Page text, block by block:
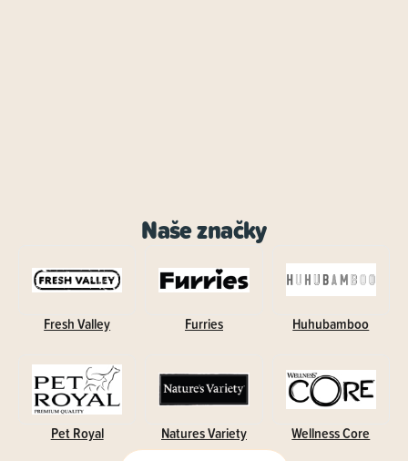
Naše značky
Fresh Valley Furries Huhubamboo
Pet Royal Natures Variety Wellness Core